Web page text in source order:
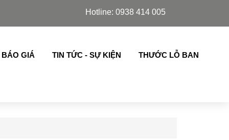
Azdoor, cửa lá sách,chớp lật thế hệ mới nhập khẩu ..
Hotline: 0938 414 005
GIÁ TIN TỨC - SỰ KIỆN THƯỚC LỖ BAN